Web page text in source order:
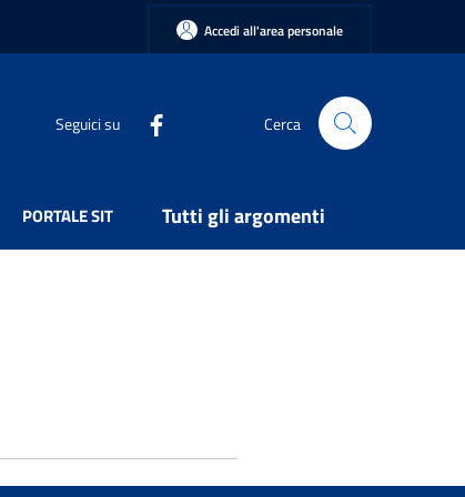
Accedi all'area personale
Seguici su Cerca
PORTALE SIT Tutti gli argomenti